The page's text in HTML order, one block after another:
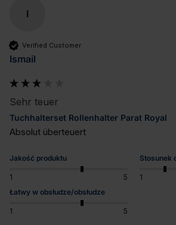
I
Verified Customer
Ismail
Sehr teuer
Tuchhalterset Rollenhalter Parat Royal
Absolut überteuert
Jakość produktu
1 5
Stosunek
1
Łatwy w obsłudze/obsłudze
1 5